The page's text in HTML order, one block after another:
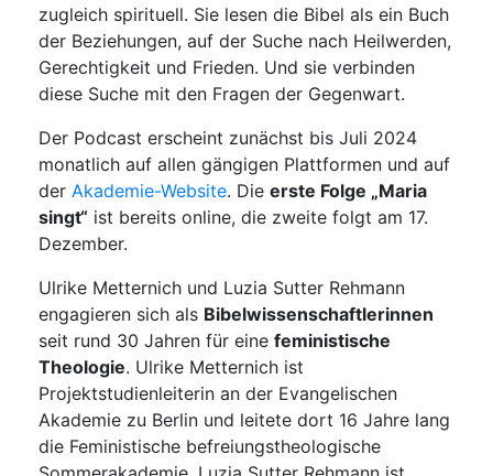
zugleich spirituell. Sie lesen die Bibel als ein Buch
der Beziehungen, auf der Suche nach Heilwerden,
Gerechtigkeit und Frieden. Und sie verbinden
diese Suche mit den Fragen der Gegenwart.
Der Podcast erscheint zunächst bis Juli 2024
monatlich auf allen gängigen Plattformen und auf
der Akademie-Website. Die erste Folge „Maria
singt“ ist bereits online, die zweite folgt am 17.
Dezember.
Ulrike Metternich und Luzia Sutter Rehmann
engagieren sich als Bibelwissenschaftlerinnen
seit rund 30 Jahren für eine feministische
Theologie. Ulrike Metternich ist
Projektstudienleiterin an der Evangelischen
Akademie zu Berlin und leitete dort 16 Jahre lang
die Feministische befreiungstheologische